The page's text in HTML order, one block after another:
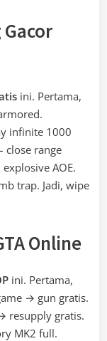
ini. Pertama,
infinite 1000
close range
AOE.
trap. Jadi, wipe
Online
ini. Pertama,
→ gun gratis.
resupply gratis.
MK2 full.